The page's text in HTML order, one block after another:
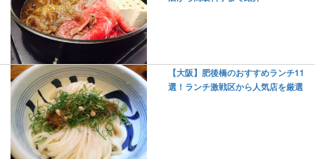
【大阪】肥後橋のおすすめランチ11
選！ランチ激戦区から人気店を厳選